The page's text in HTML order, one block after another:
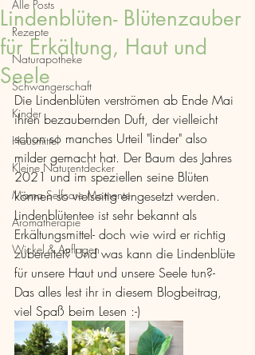
Alle Posts
Rezepte
Naturapotheke
Schwangerschaft
Kinder
Hausmittel
Kleine Naturentdecker
Mama Selfcare Momente
Aromatherapie
Wickel & Auflagen
Lindenblüten- Blütenzauber
für Erkältung, Haut und
Seele
Die Lindenblüten verströmen ab Ende Mai
ihren bezaubernden Duft, der vielleicht
schon so manches Urteil "linder" also
milder gemacht hat. Der Baum des Jahres
2021 und im speziellen seine Blüten
können so vielseitig eingesetzt werden.
Lindenblütentee ist sehr bekannt als
Erkältungsmittel- doch wie wird er richtig
zubereitet? Und was kann die Lindenblüte
für unsere Haut und unsere Seele tun?-
Das alles lest ihr in diesem Blogbeitrag,
viel Spaß beim Lesen :-)